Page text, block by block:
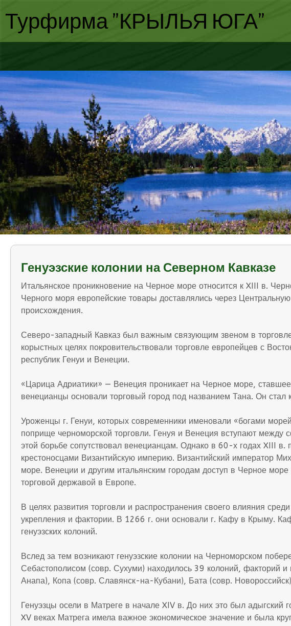
Турфирма "КРЫЛЬЯ ЮГА"
Генуэзские колонии на Северном Кавказе
Итальянское проникновение на Черное море относится к XIII в.
Черного моря европейские товары доставлялись через
происхождения.
Северо-западный Кавказ был важным связующим звеном в
корыстных целях покровительствовали торговле европейцев с
республик Генуи и Венеции.
«Царица Адриатики» — Венеция проникает на Черное море,
венецианцы основали торговый город под названием Тана. Он
Уроженцы г. Генуи, которых современники именовали «богами
поприще черноморской торговли. Генуя и Венеция вступают
этой борьбе сопутствовал венецианцам. Однако в 60-х годах XIII
крестоносцами Византийскую империю. Византийский император
море. Венеции и другим итальянским городам доступ в Черное
торговой державой в Европе.
В целях развития торговли и распространения своего влияния
укрепления и фактории. В 1266 г. они основали г. Кафу в Крыму.
генуэзских колоний.
Вслед за тем возникают генуэзские колонии на Черноморском
Себастополисом (совр. Сухуми) находилось 39 колоний, факторий
Анапа), Копа (совр. Славянск-на-Кубани), Бата (совр.
Генуэзцы осели в Матреге в начале XIV в. До них это был адыгский
XV веках Матрега имела важное экономическое значение и была